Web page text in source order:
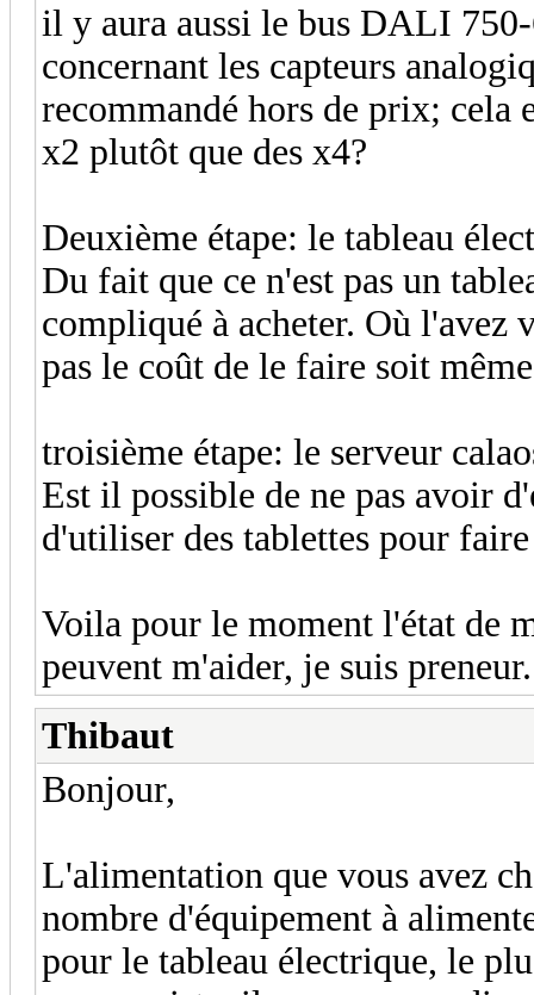
il y aura aussi le bus DALI
concernant les capteurs
recommandé hors de prix; cela
x2 plutôt que des x4?
Deuxième étape: le tableau
Du fait que ce n'est pas un
compliqué à acheter. Où l'avez
pas le coût de le faire soit
troisième étape: le serveur
Est il possible de ne pas avoir
d'utiliser des tablettes pour
Voila pour le moment l'état de
peuvent m'aider, je suis preneur.
Thibaut
Bonjour,
L'alimentation que vous avez
nombre d'équipement à
pour le tableau électrique, le